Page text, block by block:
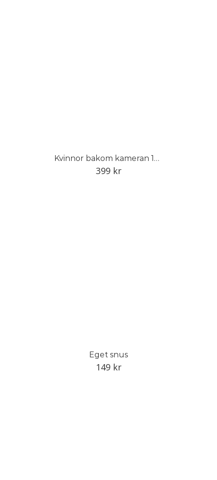
Kvinnor bakom kameran 1848–1968
399 kr
Eget snus
149 kr